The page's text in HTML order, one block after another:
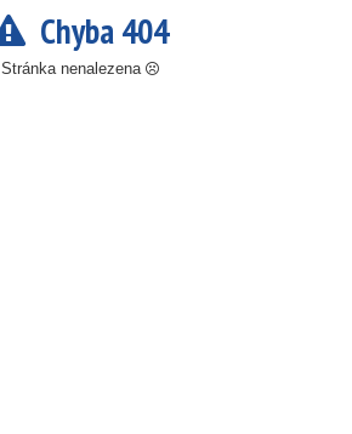
Chyba 404
Stránka nenalezena